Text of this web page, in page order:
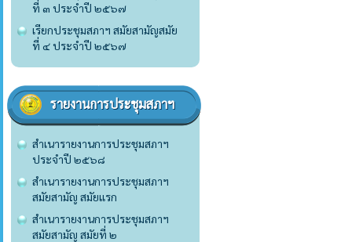
ที่ ๓ ประจำปี ๒๕๖๗
เรียกประชุมสภาฯ สมัยสามัญสมัย
ที่ ๔ ประจำปี ๒๕๖๗
รายงานการประชุมสภาฯ
สำเนารายงานการประชุมสภาฯ
ประจำปี ๒๕๖๘
สำเนารายงานการประชุมสภาฯ
สมัยสามัญ สมัยแรก
สำเนารายงานการประชุมสภาฯ
สมัยสามัญ สมัยที่ ๒